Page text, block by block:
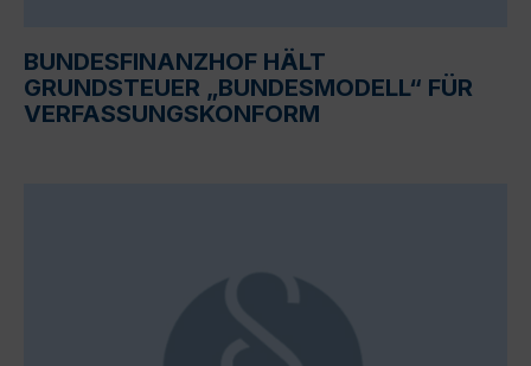
BUNDESFINANZHOF HÄLT
GRUNDSTEUER „BUNDESMODELL“ FÜR
VERFASSUNGSKONFORM